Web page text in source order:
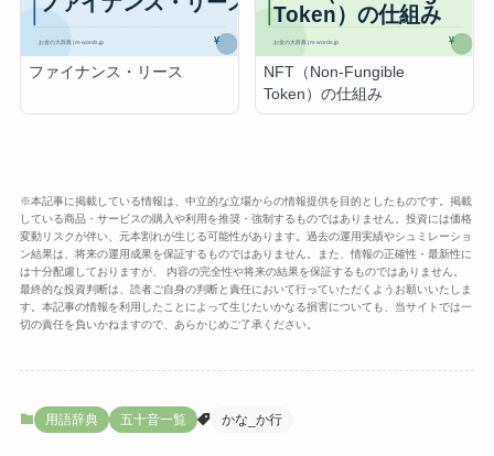
ファイナンス・リース
NFT（Non-Fungible
Token）の仕組み
※本記事に掲載している情報は、中立的な立場からの情報提供を目的としたものです。掲載
している商品・サービスの購入や利用を推奨・強制するものではありません。投資には価格
変動リスクが伴い、元本割れが生じる可能性があります。過去の運用実績やシュミレーショ
ン結果は、将来の運用成果を保証するものではありません。また、情報の正確性・最新性に
は十分配慮しておりますが、 内容の完全性や将来の結果を保証するものではありません。
最終的な投資判断は、読者ご自身の判断と責任において行っていただくようお願いいたしま
す。本記事の情報を利用したことによって生じたいかなる損害についても、当サイトでは一
切の責任を負いかねますので、あらかじめご了承ください。
用語辞典 五十音一覧 かな_か行